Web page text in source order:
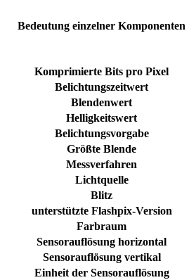
Bedeutung einzelner Komponenten
Komprimierte Bits pro Pixel
Belichtungszeitwert
Blendenwert
Helligkeitswert
Belichtungsvorgabe
Größte Blende
Messverfahren
Lichtquelle
Blitz
unterstützte Flashpix-Version
Farbraum
Sensorauflösung horizontal
Sensorauflösung vertikal
Einheit der Sensorauflösung